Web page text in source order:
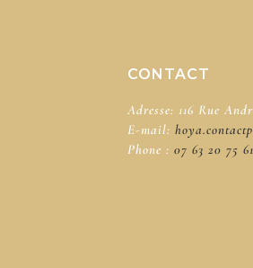
CONTACT
Adresse: 116 Rue
E-mail:
Phone : 07 63 20 75 61